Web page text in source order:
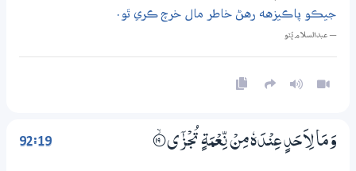
جيڪو پاڪيزهه رهڻ خاطر مال خرچ ڪري ٿو.
— عبدالسلام ڀُٽو
92:19 وَمَا لِاَحَدٍ عِنْدَهٗ مِنْ نِّعْمَةٍ تُجْزٰٓى ؀ۙ19